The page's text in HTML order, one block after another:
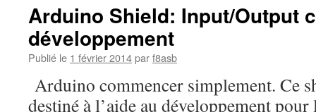
Arduino Shield: Input/Output
développement
Publié le 1 février 2014parf8asb
Arduino commencer simplement. Ce
destiné à l’aide au développement